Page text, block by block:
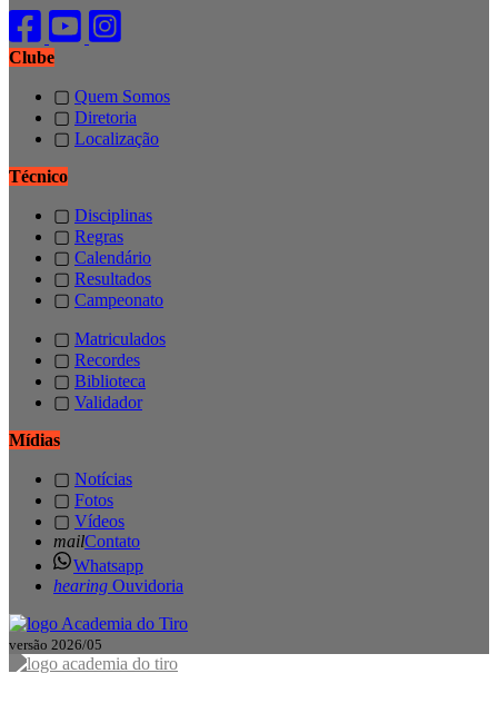
Clube
▢ Quem Somos
▢ Diretoria
▢ Localização
Técnico
▢ Disciplinas
▢ Regras
▢ Calendário
▢ Resultados
▢ Campeonato
▢ Matriculados
▢ Recordes
▢ Biblioteca
▢ Validador
Mídias
▢ Notícias
▢ Fotos
▢ Vídeos
mailContato
Whatsapp
hearing Ouvidoria
versão 2026/05